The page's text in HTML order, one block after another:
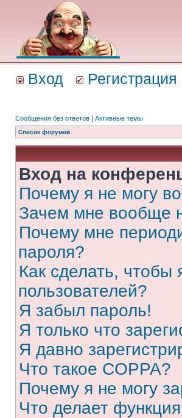
Вход Регистрация
Сообщения без ответов | Активные темы
Список форумов
Вход на
Почему я не могу
Зачем мне вообще
Почему мне
пароля?
Как сделать, чтобы
пользователей?
Я забыл пароль!
Я только что
Я давно
Что такое COPPA?
Почему я не могу
Что делает